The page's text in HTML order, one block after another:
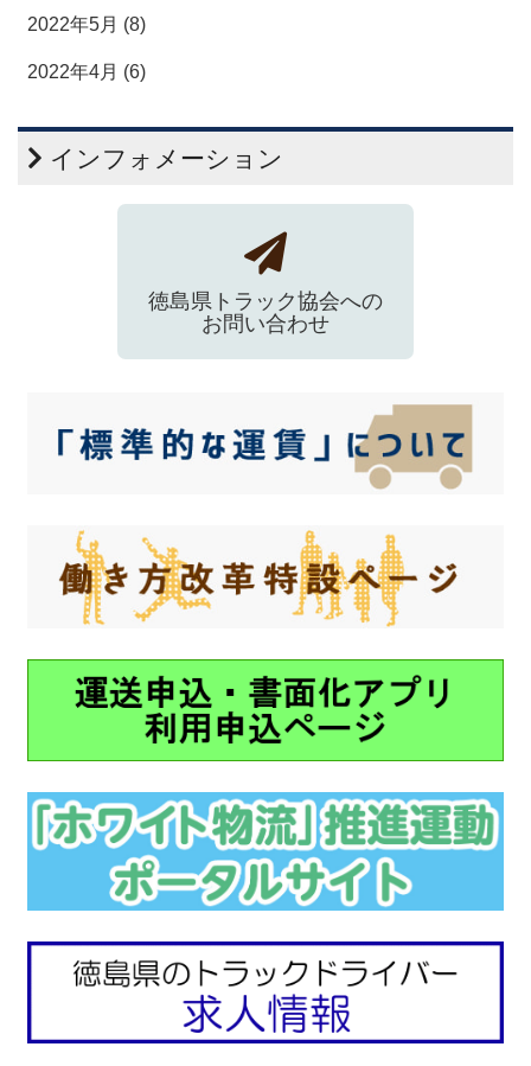
2022年5月 (8)
2022年4月 (6)
インフォメーション
徳島県トラック協会への
お問い合わせ